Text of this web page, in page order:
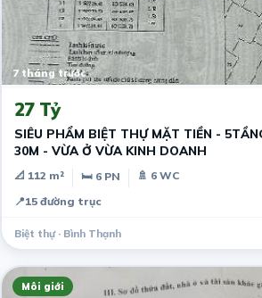
7 tháng trước
27 Tỷ
SIÊU PHẨM BIỆT THỰ MẶT TIỀN -
30M - VỪA Ở VỪA KINH DOANH
📐 112 m² 🛏 6 PN
🚿 6 WC
📍15 đường trục
Biệt thự · Bình Thạnh
Môi giới